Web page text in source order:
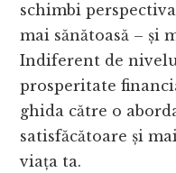
schimbi
mai sănătoasă – și
Indiferent de
prosperitate
ghida către o
satisfăcătoare și
viața ta.